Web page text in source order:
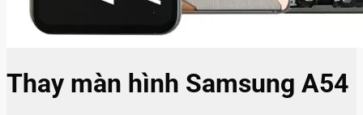
Thay màn hình Samsung A54